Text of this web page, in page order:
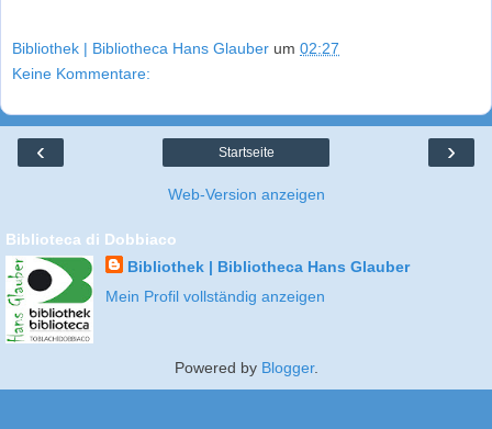
Bibliothek | Bibliotheca Hans Glauber um 02:27
Keine Kommentare:
‹ ›
Startseite
Web-Version anzeigen
Biblioteca di Dobbiaco
Bibliothek | Bibliotheca Hans Glauber
Mein Profil vollständig anzeigen
Powered by Blogger.